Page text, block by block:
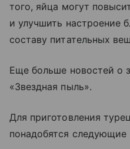
того, яйца могут
и улучшить настроение
составу питательных
Еще больше новостей о
«Звездная пыль».
Для приготовления
понадобятся следующие